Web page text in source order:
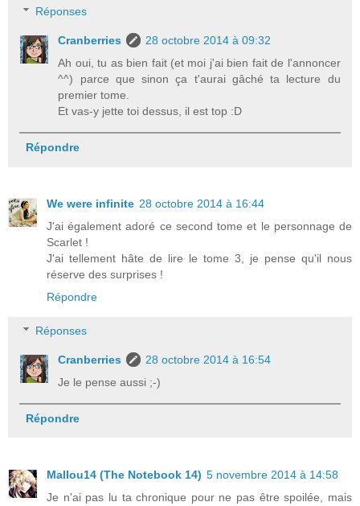
Réponses
Cranberries
28 octobre 2014 à 09:32
Ah oui, tu as bien fait (et moi j'ai bien fait de l'annoncer
^^) parce que sinon ça t'aurai gâché ta lecture du
premier tome.
Et vas-y jette toi dessus, il est top :D
Répondre
We were infinite 28 octobre 2014 à 16:44
J'ai également adoré ce second tome et le personnage de
Scarlet !
J'ai tellement hâte de lire le tome 3, je pense qu'il nous
réserve des surprises !
Répondre
Réponses
Cranberries
28 octobre 2014 à 16:54
Je le pense aussi ;-)
Répondre
Mallou14 (The Notebook 14) 5 novembre 2014 à 14:58
Je n'ai pas lu ta chronique pour ne pas être spoilée, mais